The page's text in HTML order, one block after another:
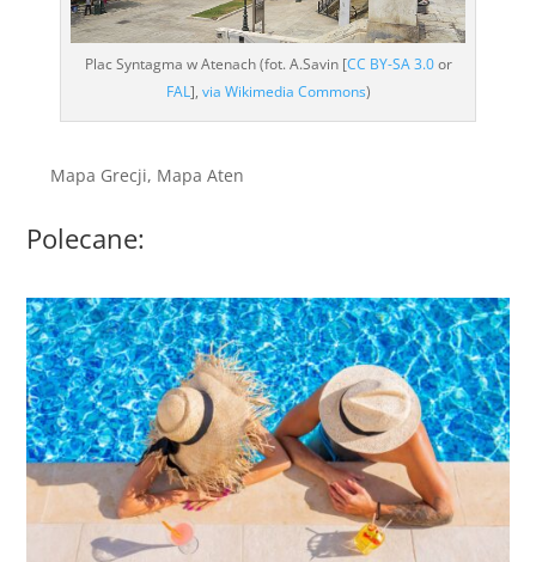
Plac Syntagma w Atenach (fot. A.Savin [CC BY-SA 3.0or
FAL], via Wikimedia Commons)
Mapa Grecji, Mapa Aten
Polecane: